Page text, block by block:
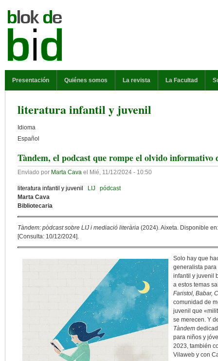
Presentación Quiénes somos La revista La Facultad
literatura infantil y juvenil
Idioma
Español
Tàndem, el podcast que rompe el olvido
Enviado por Marta Cava el Mié, 11/12/2024 - 10:50
literatura infantil y juvenil LIJ
pódcast
Marta Cava
Bibliotecaria
Tàndem: pòdcast sobre LIJ i mediació literària (2024). Aixeta. Disponible
[Consulta: 10/12/2024].
Solo hay que
generalista
infantil y juvenil
a estos temas
Faristol, Babar,
comunidad de
juvenil que
se merecen. Y
Tàndem
para niños y
2023, también
Vilaweb y con